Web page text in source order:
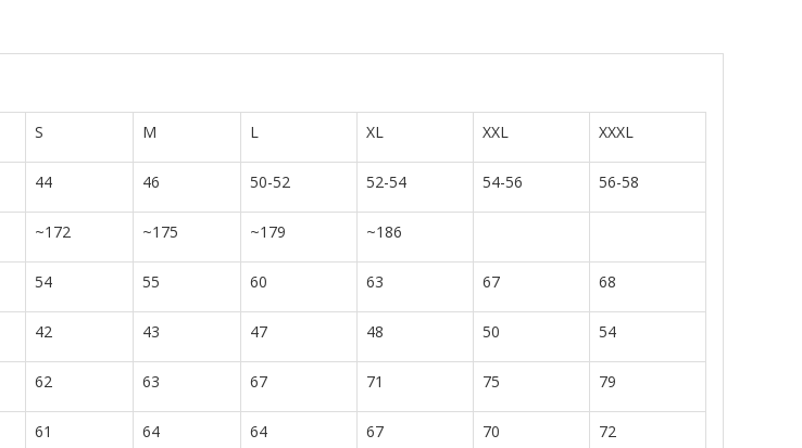
S M L XL XXL XXXL
44 46 50-52 52-54 54-56 56-58
~172 ~175 ~179 ~186
54 55 60 63 67 68
42 43 47 48 50 54
62 63 67 71 75 79
61 64 64 67 70 72